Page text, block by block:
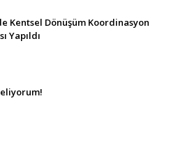
Kentsel Dönüşüm Koordinasyon
Yapıldı